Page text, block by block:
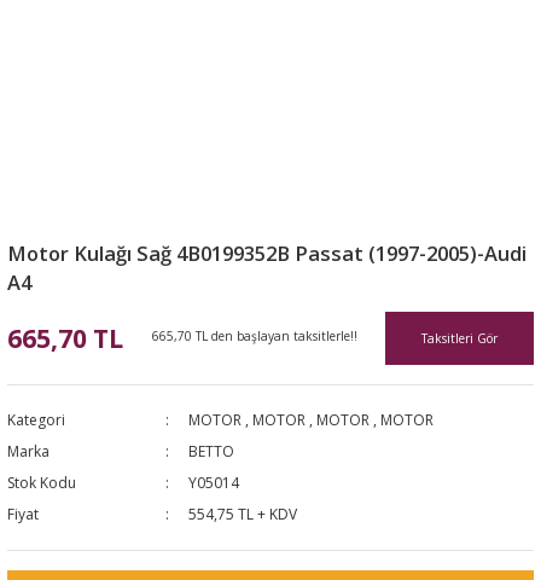
Motor Kulağı Sağ 4B0199352B Passat (1997-2005)-Audi
A4
665,70 TL 665,70 TL den başlayan taksitlerle!! Taksitleri Gör
Kategori MOTOR , MOTOR , MOTOR , MOTOR
Marka
BETTO
Stok Kodu
Y05014
Fiyat
554,75 TL + KDV